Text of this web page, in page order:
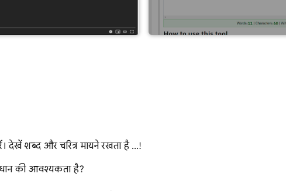
शब्द और चरित्र मायने रखता है ...!
की आवश्यकता है?